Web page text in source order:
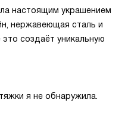
настоящим украшением
нержавеющая сталь и
создаёт уникальную
я не обнаружила.